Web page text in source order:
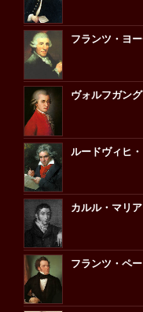
フランツ・ヨ
ヴォルフガン
ルードヴィヒ
カルル・マリ
フランツ・ペ